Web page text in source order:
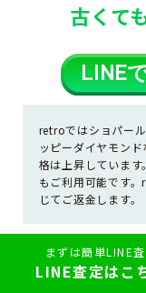
まずは簡単LINE
LINE査定はこ
古くて
LINE
retroではショパー
ッピーダイヤモン
格は上昇していま
もご利用可能です
じてご返金します。